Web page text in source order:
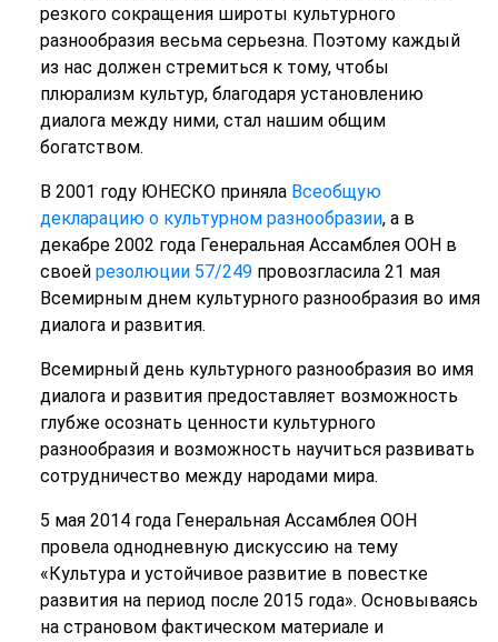
резкого сокращения широты культурного
разнообразия весьма серьезна. Поэтому каждый
из нас должен стремиться к тому, чтобы
плюрализм культур, благодаря установлению
диалога между ними, стал нашим общим
богатством.
В 2001 году ЮНЕСКО приняла Всеобщую
декларацию о культурном разнообразии, а в
декабре 2002 года Генеральная Ассамблея ООН в
своей резолюции 57/249провозгласила 21 мая
Всемирным днем культурного разнообразия во имя
диалога и развития.
Всемирный день культурного разнообразия во имя
диалога и развития предоставляет возможность
глубже осознать ценности культурного
разнообразия и возможность научиться развивать
сотрудничество между народами мира.
5 мая 2014 года Генеральная Ассамблея ООН
провела однодневную дискуссию на тему
«Культура и устойчивое развитие в повестке
развития на период после 2015 года». Основываясь
на страновом фактическом материале и